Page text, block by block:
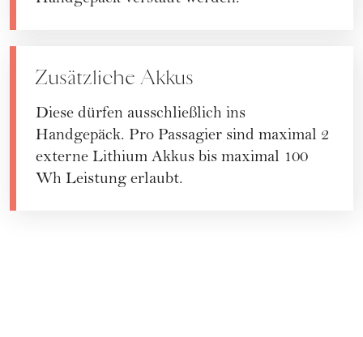
Zusätzliche Akkus
Diese dürfen ausschließlich ins
Handgepäck. Pro Passagier sind maximal 2
externe Lithium Akkus bis maximal 100
Wh Leistung erlaubt.